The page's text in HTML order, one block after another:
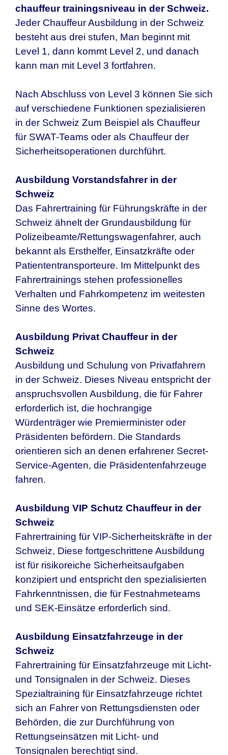
chauffeur trainingsniveau in der Schweiz.
Jeder Chauffeur Ausbildung in der Schweiz
besteht aus drei stufen, Man beginnt mit
Level 1, dann kommt Level 2, und danach
kann man mit Level 3 fortfahren.
Nach Abschluss von Level 3 können Sie sich
auf verschiedene Funktionen spezialisieren
in der Schweiz Zum Beispiel als Chauffeur
für SWAT-Teams oder als Chauffeur der
Sicherheitsoperationen durchführt.
Ausbildung Vorstandsfahrer in der
Schweiz
Das Fahrertraining für Führungskräfte in der
Schweiz ähnelt der Grundausbildung für
Polizeibeamte/Rettungswagenfahrer, auch
bekannt als Ersthelfer, Einsatzkräfte oder
Patiententransporteure. Im Mittelpunkt des
Fahrertrainings stehen professionelles
Verhalten und Fahrkompetenz im weitesten
Sinne des Wortes.
Ausbildung Privat Chauffeur in der
Schweiz
Ausbildung und Schulung von Privatfahrern
in der Schweiz. Dieses Niveau entspricht der
anspruchsvollen Ausbildung, die für Fahrer
erforderlich ist, die hochrangige
Würdenträger wie Premierminister oder
Präsidenten befördern. Die Standards
orientieren sich an denen erfahrener Secret-
Service-Agenten, die Präsidentenfahrzeuge
fahren.
Ausbildung VIP Schutz Chauffeur in der
Schweiz
Fahrertraining für VIP-Sicherheitskräfte in der
Schweiz, Diese fortgeschrittene Ausbildung
ist für risikoreiche Sicherheitsaufgaben
konzipiert und entspricht den spezialisierten
Fahrkenntnissen, die für Festnahmeteams
und SEK-Einsätze erforderlich sind.
Ausbildung Einsatzfahrzeuge in der
Schweiz
Fahrertraining für Einsatzfahrzeuge mit Licht-
und Tonsignalen in der Schweiz. Dieses
Spezialtraining für Einsatzfahrzeuge richtet
sich an Fahrer von Rettungsdiensten oder
Behörden, die zur Durchführung von
Rettungseinsätzen mit Licht- und
Tonsignalen berechtigt sind.